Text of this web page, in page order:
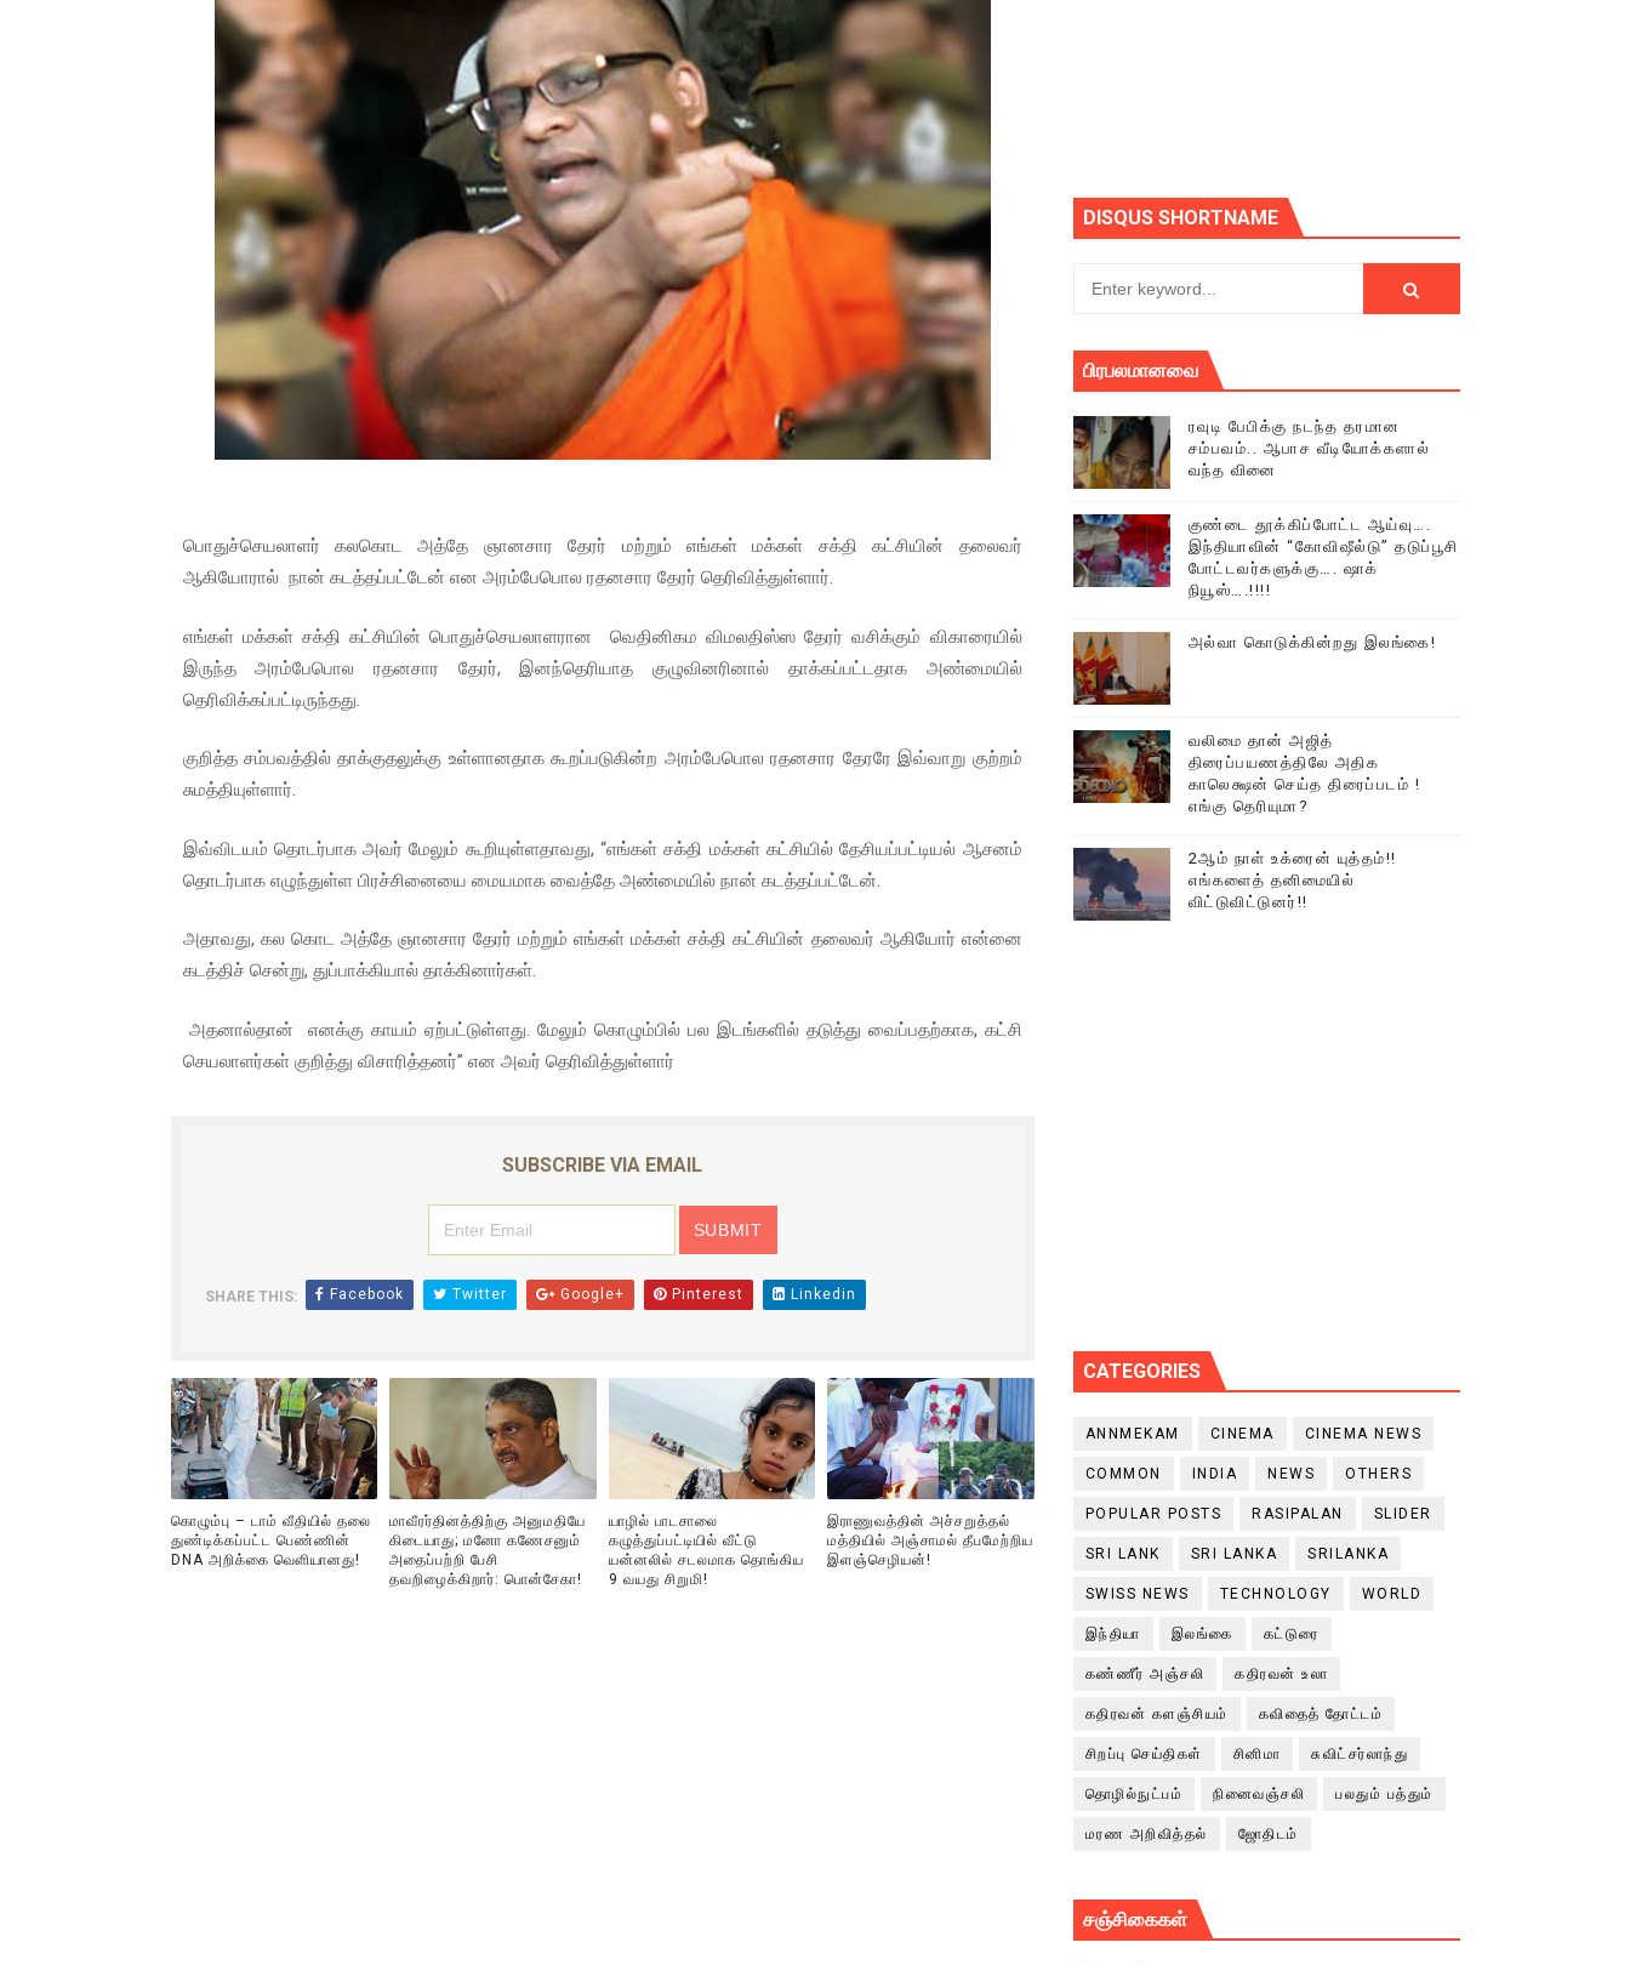
பாலச்சந்திரன் மற்றும் தன்னிடம் படித்த மாணவர்கள் தொடர்பில் நாடாளுமன்றத்தில் பகிரங்க கேள்வி
பிரிட்டனால் கடத்தப்படும் நிலையில் இலங்கைத் தமிழ் குடும்பம்!! நடந்தது என்ன
வர்ராரு...வர்ராரு... அண்ணாத்த : ரஜினிக்காக இலங்கை பாடலாசிரியர் வெளியிட்ட...
கைது செய்யப்பட்ட இளைஞன் உயிரிழப்பு - கொதித்தெழுந்த பிரதேசவாசிகள்!
தடுப்பூசியை பெற்றுக் கொள்ளக் கூடிய இடங்கள்...
சிறுமியை பாலியல் வன்கொடுமை செய்த முதியவருக்கு வழங்கப்பட்ட தண்டனை
பிரபல நடிகை தூக்கிட்டு தற்கொலை!
வடிவேலுவுக்கு நீதிமன்றம் விதித்துள்ள அதிரடி உத்தரவு!
தியாகதீபம் லெப்.கேணல் திலீபன், கேணல் சங்கர் ஆகியோரின் நினைவெழுச்சி நாள் - 26.09.2021 சுவிஸ் (செய்தியும்,படங்களும்..)
ஐ.நா முன்றலில் சீரற்ற காலநிலையிலும் தமிழின அழிப்பிற்கு நீதி கேட்டு நடைபெற்ற கவனயீர்ப்புப் போராட்டத்தில் திரண்ட தமிழ்மக்கள்!!
இளையராஜா – கமல் அவசர சந்திப்பு (படங்கள், விடியோ)
ஜனாதிபதி ஐக்கிய நாடுகளின் பொதுச் சபை கூட்டத்தில் இன்று உரை
32 CM விநோத கன்றுக்குட்டி! (வீடியோ)
அல்வா கொடுக்கின்றது இலங்கை!
பொதுச்செயலாளர் கலகொட அத்தே ஞானசார தேரர் மற்றும் எங்கள் மக்கள் சக்தி கட்சியின் தலைவர்
ஆகியோரால் நான் கடத்தப்பட்டேன் என அரம்பேபொல ரதனசார தேரர் தெரிவித்துள்ளார்.
எங்கள் மக்கள் சக்தி கட்சியின் பொதுச்செயலாளரான வெதினிகம விமலதிஸ்ஸ தேரர் வசிக்கும் விகாரையில்
இருந்த அரம்பேபொல ரதனசார தேரர், இனந்தெரியாத குழுவினரினால் தாக்கப்பட்டதாக அண்மையில்
தெரிவிக்கப்பட்டிருந்தது.
குறித்த சம்பவத்தில் தாக்குதலுக்கு உள்ளானதாக கூறப்படுகின்ற அரம்பேபொல ரதனசார தேரரே இவ்வாறு குற்றம்
சுமத்தியுள்ளார்.
இவ்விடயம் தொடர்பாக அவர் மேலும் கூறியுள்ளதாவது, “எங்கள் சக்தி மக்கள் கட்சியில் தேசியப்பட்டியல் ஆசனம்
தொடர்பாக எழுந்துள்ள பிரச்சினையை மையமாக வைத்தே அண்மையில் நான் கடத்தப்பட்டேன்.
அதாவது, கல கொட அத்தே ஞானசார தேரர் மற்றும் எங்கள் மக்கள் சக்தி கட்சியின் தலைவர் ஆகியோர் என்னை
கடத்திச் சென்று, துப்பாக்கியால் தாக்கினார்கள்.
அதனால்தான் எனக்கு காயம் ஏற்பட்டுள்ளது. மேலும் கொழும்பில் பல இடங்களில் தடுத்து வைப்பதற்காக, கட்சி
செயலாளர்கள் குறித்து விசாரித்தனர்” என அவர் தெரிவித்துள்ளார்
SUBSCRIBE VIA EMAIL
SHARE THIS: Facebook Twitter Google+ Pinterest Linkedin
கொழும்பு – டாம் வீதியில் தலை
துண்டிக்கப்பட்ட பெண்ணின்
DNA அறிக்கை வௌியானது!
மாவீரர்தினத்திற்கு அனுமதியே
கிடையாது; மனோ கணேசனும்
அதைப்பற்றி பேசி
தவறிழைக்கிறார்: பொன்சேகா!
யாழில் பாடசாலை
கழுத்துப்பட்டியில் வீட்டு
யன்னலில் சடலமாக தொங்கிய
9 வயது சிறுமி!
இராணுவத்தின் அச்சறுத்தல்
மத்தியில் அஞ்சாமல் தீபமேற்றிய
இளஞ்செழியன்!
DISQUS SHORTNAME
பிரபலமானவை
ரவுடி பேபிக்கு நடந்த தரமான
சம்பவம்.. ஆபாச வீடியோக்களால்
வந்த வினை
குண்டை தூக்கிப்போட்ட ஆய்வு….
இந்தியாவின் “கோவிஷீல்டு” தடுப்பூசி
போட்டவர்களுக்கு…. ஷாக்
நியூஸ்….!!!!
அல்வா கொடுக்கின்றது இலங்கை!
வலிமை தான் அஜித்
திரைப்பயணத்திலே அதிக
காலெக்ஷன் செய்த திரைப்படம் !
எங்கு தெரியுமா?
2ஆம் நாள் உக்ரைன் யுத்தம்!!
எங்களைத் தனிமையில்
விட்டுவிட்டுனர்!!
CATEGORIES
ANNMEKAM CINEMA CINEMA NEWS
COMMON INDIA NEWS OTHERS
POPULAR POSTS RASIPALAN SLIDER
SRI LANK SRI LANKA SRILANKA
SWISS NEWS TECHNOLOGY WORLD
இந்தியா இலங்கை கட்டுரை
கண்ணீர் அஞ்சலி கதிரவன் உலா
கதிரவன் களஞ்சியம் கவிதைத் தோட்டம்
சிறப்பு செய்திகள் சினிமா சுவிட்சர்லாந்து
தொழில்நுட்பம் நினைவஞ்சலி பலதும் பத்தும்
மரண அறிவித்தல் ஜோதிடம்
சஞ்சிகைகள்